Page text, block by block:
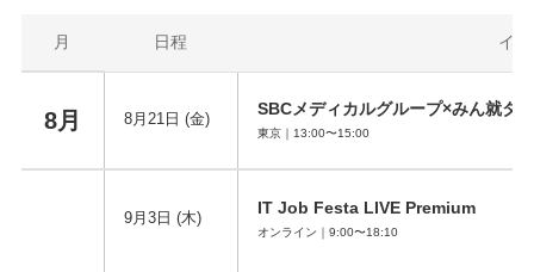
月 日程 イ
8月 8月21日 (金)
SBCメディカルグループ×みん就タ
東京｜13:00〜15:00
9月3日 (木)
IT Job Festa LIVE Premium
オンライン｜9:00〜18:10